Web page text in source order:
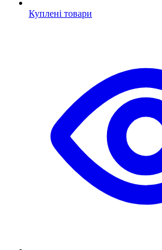
Куплені товари